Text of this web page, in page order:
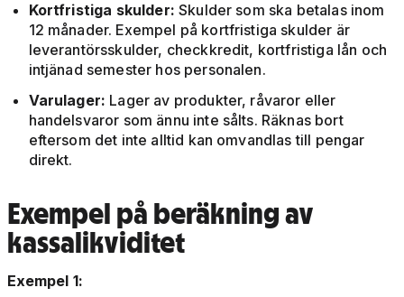
Kortfristiga skulder: Skulder som ska betalas inom
12 månader. Exempel på kortfristiga skulder är
leverantörsskulder, checkkredit, kortfristiga lån och
intjänad semester hos personalen.
Varulager: Lager av produkter, råvaror eller
handelsvaror som ännu inte sålts. Räknas bort
eftersom det inte alltid kan omvandlas till pengar
direkt.
Exempel på beräkning av
kassalikviditet
Exempel 1: